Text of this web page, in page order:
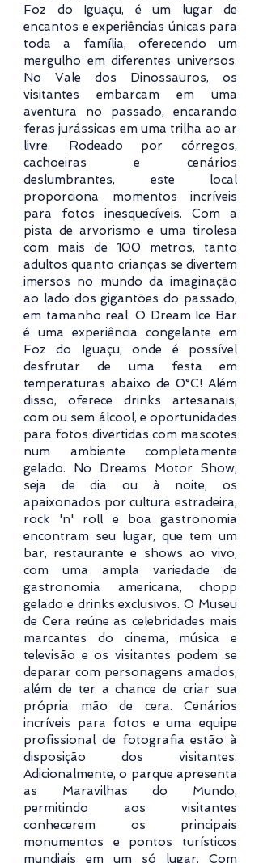
Foz do Iguaçu, é um lugar de
encantos e experiências únicas para
toda a família, oferecendo um
mergulho em diferentes universos.
No Vale dos Dinossauros, os
visitantes embarcam em uma
aventura no passado, encarando
feras jurássicas em uma trilha ao ar
livre. Rodeado por córregos,
cachoeiras e cenários
deslumbrantes, este local
proporciona momentos incríveis
para fotos inesquecíveis. Com a
pista de arvorismo e uma tirolesa
com mais de 100 metros, tanto
adultos quanto crianças se divertem
imersos no mundo da imaginação
ao lado dos gigantões do passado,
em tamanho real. O Dream Ice Bar
é uma experiência congelante em
Foz do Iguaçu, onde é possível
desfrutar de uma festa em
temperaturas abaixo de 0°C! Além
disso, oferece drinks artesanais,
com ou sem álcool, e oportunidades
para fotos divertidas com mascotes
num ambiente completamente
gelado. No Dreams Motor Show,
seja de dia ou à noite, os
apaixonados por cultura estradeira,
rock 'n' roll e boa gastronomia
encontram seu lugar, que tem um
bar, restaurante e shows ao vivo,
com uma ampla variedade de
gastronomia americana, chopp
gelado e drinks exclusivos. O Museu
de Cera reúne as celebridades mais
marcantes do cinema, música e
televisão e os visitantes podem se
deparar com personagens amados,
além de ter a chance de criar sua
própria mão de cera. Cenários
incríveis para fotos e uma equipe
profissional de fotografia estão à
disposição dos visitantes.
Adicionalmente, o parque apresenta
as Maravilhas do Mundo,
permitindo aos visitantes
conhecerem os principais
monumentos e pontos turísticos
mundiais em um só lugar. Com